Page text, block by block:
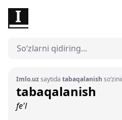
Imlo.uzsaytida tabaqalanish
tabaqalanish
fe'l